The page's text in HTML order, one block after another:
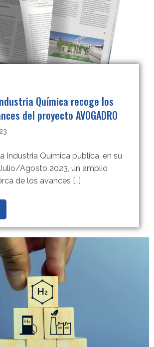
Química recoge los
del proyecto AVOGADRO
Industria Química publica, en su
Agosto 2023, un amplio
de los avances […]